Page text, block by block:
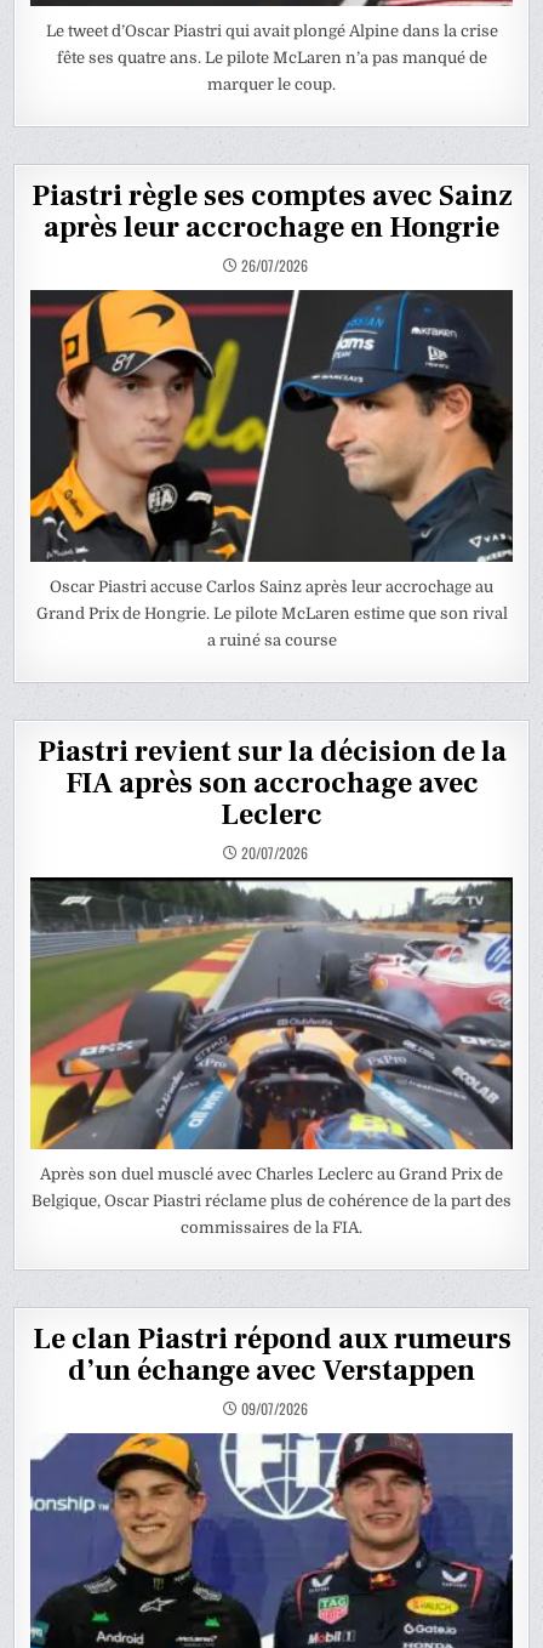
Le tweet d’Oscar Piastri qui avait plongé Alpine dans la crise
fête ses quatre ans. Le pilote McLaren n’a pas manqué de
marquer le coup.
Piastri règle ses comptes avec Sainz
après leur accrochage en Hongrie
26/07/2026
Oscar Piastri accuse Carlos Sainz après leur accrochage au
Grand Prix de Hongrie. Le pilote McLaren estime que son rival
a ruiné sa course
Piastri revient sur la décision de la
FIA après son accrochage avec
Leclerc
20/07/2026
Après son duel musclé avec Charles Leclerc au Grand Prix de
Belgique, Oscar Piastri réclame plus de cohérence de la part des
commissaires de la FIA.
Le clan Piastri répond aux rumeurs
d’un échange avec Verstappen
09/07/2026